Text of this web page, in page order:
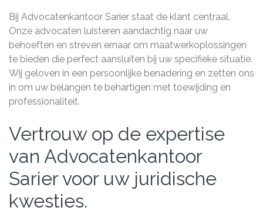
Bij Advocatenkantoor Sarier staat de klant centraal.
Onze advocaten luisteren aandachtig naar uw
behoeften en streven ernaar om maatwerkoplossingen
te bieden die perfect aansluiten bij uw specifieke situatie.
Wij geloven in een persoonlijke benadering en zetten ons
in om uw belangen te behartigen met toewijding en
professionaliteit.
Vertrouw op de expertise
van Advocatenkantoor
Sarier voor uw juridische
kwesties.